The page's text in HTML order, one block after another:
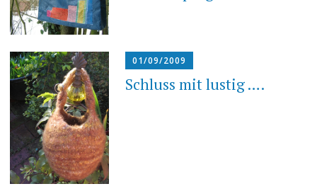
01/09/2009
Schluss mit lustig ….